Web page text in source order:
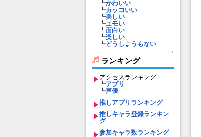
┗かわいい
┗カッコいい
┗美しい
┗エモい
┗面白い
┗楽しい
┗どうしようもない
↑
ランキング
アクセスランキング
┗アプリ
┗声優
推しアプリランキング
推しキャラ登録ランキン
グ
参加キャラ数ランキング